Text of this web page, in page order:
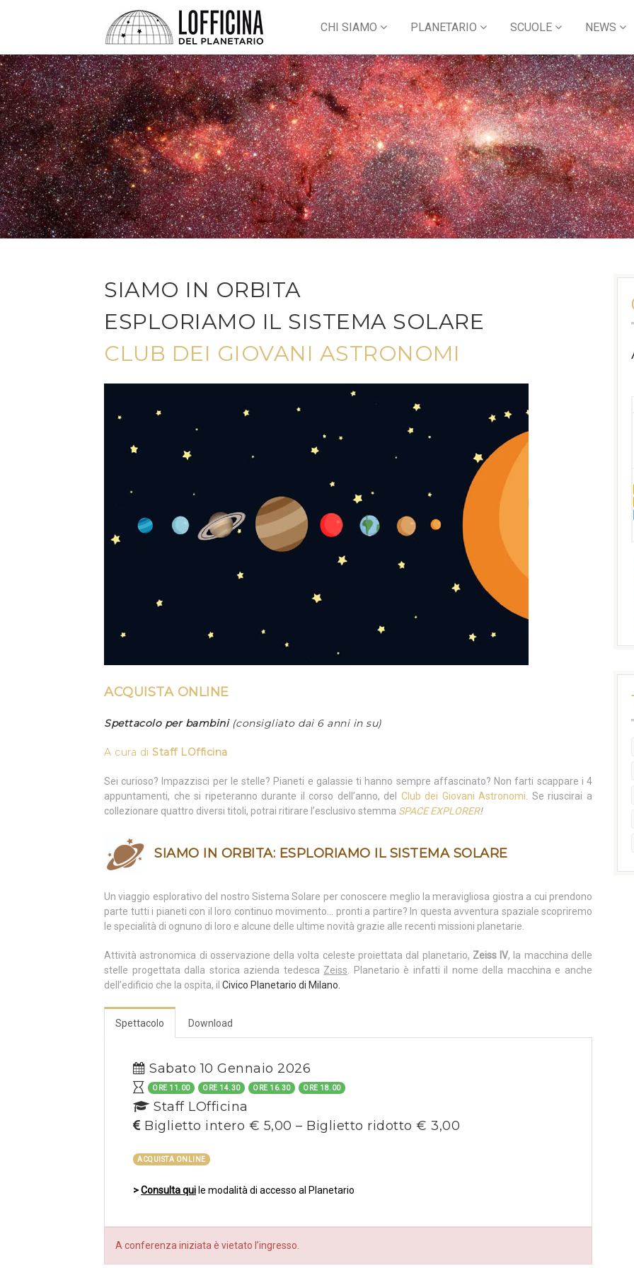
CHI SIAMO PLANETARIO SCUOLE NEWS
SIAMO IN ORBITA
ESPLORIAMO IL SISTEMA SOLARE
CLUB DEI GIOVANI ASTRONOMI
ACQUISTA ONLINE
Spettacolo per bambini (consigliato dai 6 anni in su)
A cura di Staff LOfficina
Sei curioso? Impazzisci per le stelle? Pianeti e galassie ti hanno sempre affascinato? Non farti scappare i 4
appuntamenti, che si ripeteranno durante il corso dell’anno, del Club dei Giovani Astronomi . Se riuscirai a
collezionare quattro diversi titoli, potrai ritirare l’esclusivo stemma SPACE EXPLORER!
SIAMO IN ORBITA: ESPLORIAMO IL SISTEMA SOLARE
Un viaggio esplorativo del nostro Sistema Solare per conoscere meglio la meravigliosa giostra a cui prendono
parte tutti i pianeti con il loro continuo movimento… pronti a partire? In questa avventura spaziale scopriremo
le specialità di ognuno di loro e alcune delle ultime novità grazie alle recenti missioni planetarie.
Attività astronomica di osservazione della volta celeste proiettata dal planetario, Zeiss IV, la macchina delle
stelle progettata dalla storica azienda tedesca Zeiss . Planetario è infatti il nome della macchina e anche
dell’edificio che la ospita, il Civico Planetario di Milano.
Spettacolo Download
Sabato 10 Gennaio 2026
ORE 11.00 ORE 14.30 ORE 16.30 ORE 18.00
Staff LOfficina
Biglietto intero € 5,00 – Biglietto ridotto € 3,00
ACQUISTA ONLINE
>Consulta qui le modalità di accesso al Planetario
A conferenza iniziata è vietato l’ingresso.